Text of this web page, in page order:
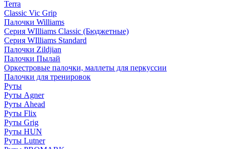
Terra
Classic Vic Grip
Палочки Williams
Серия WIlliams Classic (Бюджетные)
Серия WIlliams Standard
Палочки Zildjian
Палочки Пылай
Оркестровые палочки, маллеты для перкуссии
Палочки для тренировок
Руты
Руты Agner
Руты Ahead
Руты Flix
Руты Grig
Руты HUN
Руты Lutner